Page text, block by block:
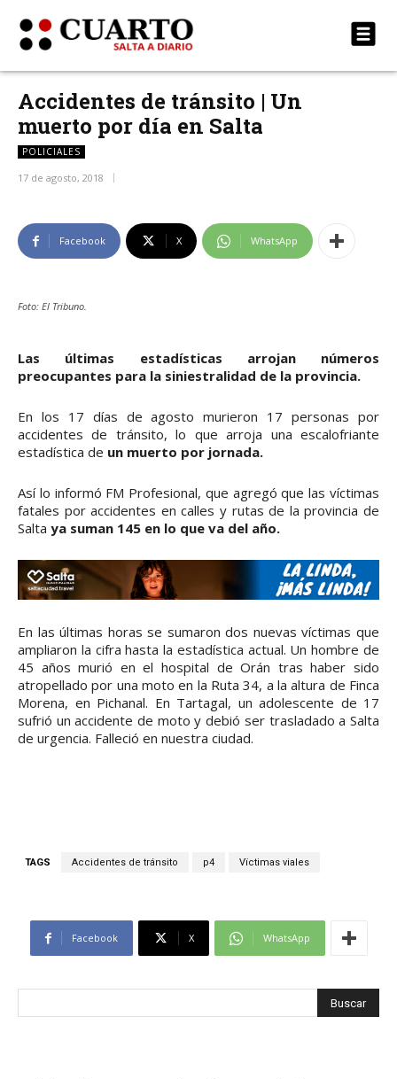
Accidentes de tránsito | Un
muerto por día en Salta
POLICIALES
17 de agosto, 2018
Facebook X WhatsApp
Foto: El Tribuno.
Las últimas estadísticas arrojan números
preocupantes para la siniestralidad de la provincia.
En los 17 días de agosto murieron 17 personas por
accidentes de tránsito, lo que arroja una escalofriante
estadística de un muerto por jornada.
Así lo informó FM Profesional, que agregó que las víctimas
fatales por accidentes en calles y rutas de la provincia de
Salta ya suman 145 en lo que va del año.
En las últimas horas se sumaron dos nuevas víctimas que
ampliaron la cifra hasta la estadística actual. Un hombre de
45 años murió en el hospital de Orán tras haber sido
atropellado por una moto en la Ruta 34, a la altura de Finca
Morena, en Pichanal. En Tartagal, un adolescente de 17
sufrió un accidente de moto y debió ser trasladado a Salta
de urgencia. Falleció en nuestra ciudad.
TAGS Accidentes de tránsito p4 Vïctimas viales
Facebook X WhatsApp